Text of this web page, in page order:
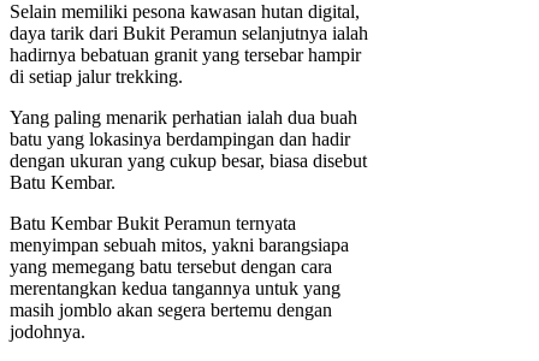
Selain memiliki pesona kawasan hutan digital,
daya tarik dari Bukit Peramun selanjutnya ialah
hadirnya bebatuan granit yang tersebar hampir
di setiap jalur trekking.
Yang paling menarik perhatian ialah dua buah
batu yang lokasinya berdampingan dan hadir
dengan ukuran yang cukup besar, biasa disebut
Batu Kembar.
Batu Kembar Bukit Peramun ternyata
menyimpan sebuah mitos, yakni barangsiapa
yang memegang batu tersebut dengan cara
merentangkan kedua tangannya untuk yang
masih jomblo akan segera bertemu dengan
jodohnya.